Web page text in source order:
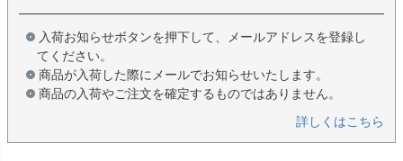
入荷お知らせボタンを押下して、メールアドレスを登録し
てください。
商品が入荷した際にメールでお知らせいたします。
商品の入荷やご注文を確定するものではありません。
詳しくはこちら